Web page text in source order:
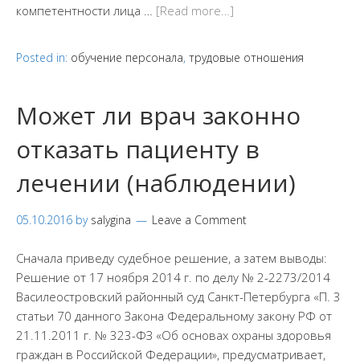
компетентности лица … [Read more…]
Posted in: обучение персонала, трудовые отношения
Может ли врач законно
отказать пациенту в
лечении (наблюдении)
05.10.2016 by salygina Leave a Comment
Сначала приведу судебное решение, а затем выводы:
Решение от 17 ноября 2014 г. по делу № 2-2273/2014
Василеостровский районный суд Санкт-Петербурга «П. 3
статьи 70 данного Закона Федеральному закону РФ от
21.11.2011 г. № 323-ФЗ «Об основах охраны здоровья
граждан в Российской Федерации», предусматривает,